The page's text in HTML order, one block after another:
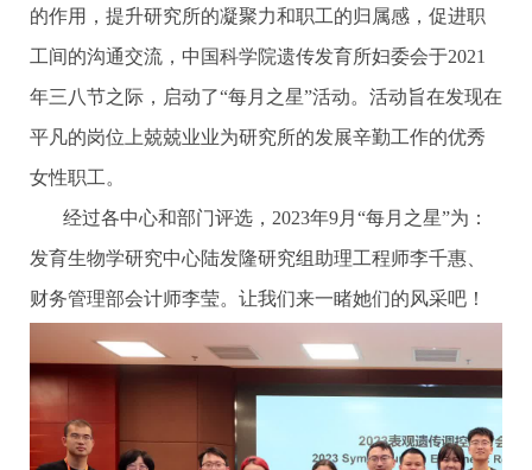
的作用，提升研究所的凝聚力和职工的归属感，促进职
工间的沟通交流，中国科学院遗传发育所妇委会于2021
年三八节之际，启动了“每月之星”活动。活动旨在发现在
平凡的岗位上兢兢业业为研究所的发展辛勤工作的优秀
女性职工。
经过各中心和部门评选，2023年9月“每月之星”为：
发育生物学研究中心陆发隆研究组助理工程师李千惠、
财务管理部会计师李莹。让我们来一睹她们的风采吧！